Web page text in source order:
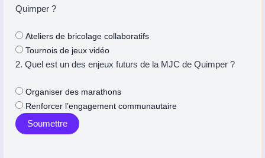
Quimper ?
Ateliers de bricolage collaboratifs
Tournois de jeux vidéo
2. Quel est un des enjeux futurs de la MJC de Quimper ?
Organiser des marathons
Renforcer l’engagement communautaire
Soumettre